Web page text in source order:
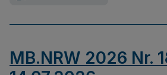
MB.NRW 2026 Nr.